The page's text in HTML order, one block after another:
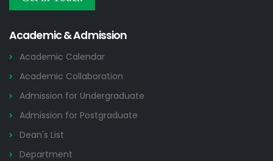
2026
Academic & Admission
Academic Calendar
Academic Collaboration
Admission for Undergraduate
Admission for Postgraduate
Dean's List
Department